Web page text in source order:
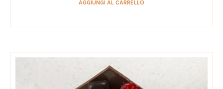
AGGIUNGI AL CARRELLO